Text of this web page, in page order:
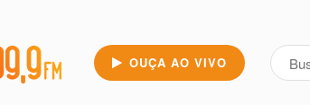
OUÇA AO VIVO